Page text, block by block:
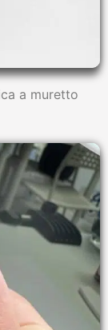
a muretto